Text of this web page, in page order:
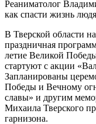
Реаниматолог
как спасти жизнь
В Тверской области
праздничная
летие Великой
стартуют с акции
Запланированы
Победы и Вечному
славы» и другим
Михаила Тверского
гарнизона.